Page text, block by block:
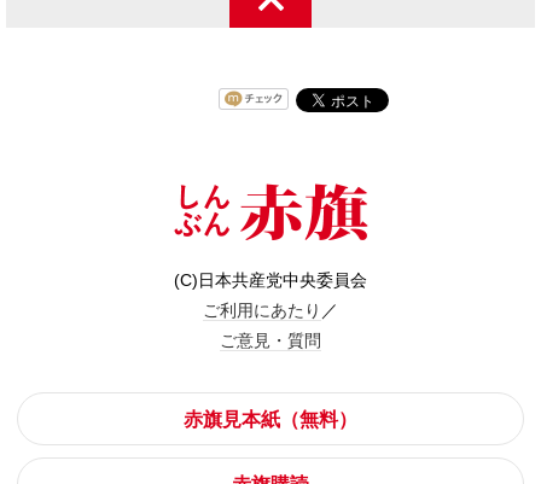
(C)日本共産党中央委員会
ご利用にあたり ／
ご意見・質問
赤旗見本紙（無料）